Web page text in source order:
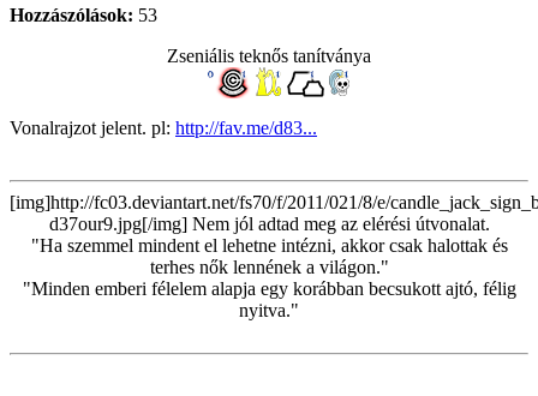
Hozzászólások: 53
Zseniális teknős tanítványa
Vonalrajzot jelent. pl: http://fav.me/d83...
[img]http://fc03.deviantart.net/fs70/f/2011/021/8/e/
d37our9.jpg[/img] Nem jól adtad meg az elérési útvonalat.
"Ha szemmel mindent el lehetne intézni, akkor csak halottak és
terhes nők lennének a világon."
"Minden emberi félelem alapja egy korábban becsukott ajtó, félig
nyitva."